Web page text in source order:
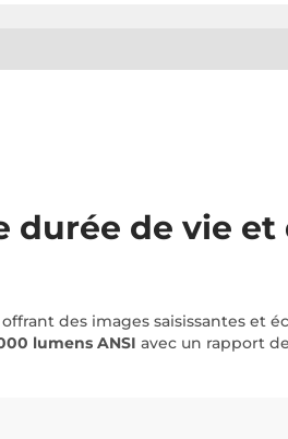
durée de vie
offrant des images saisissantes et
lumens ANSI avec un rapport de